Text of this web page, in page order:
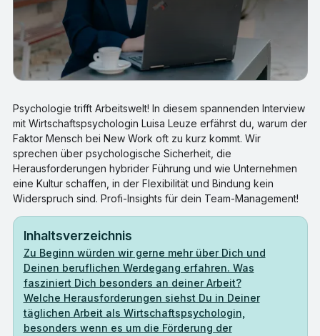
Psychologie trifft Arbeitswelt! In diesem spannenden Interview
mit Wirtschaftspsychologin Luisa Leuze erfährst du, warum der
Faktor Mensch bei New Work oft zu kurz kommt. Wir
sprechen über psychologische Sicherheit, die
Herausforderungen hybrider Führung und wie Unternehmen
eine Kultur schaffen, in der Flexibilität und Bindung kein
Widerspruch sind. Profi-Insights für dein Team-Management!
Inhaltsverzeichnis
Zu Beginn würden wir gerne mehr über Dich und
Deinen beruflichen Werdegang erfahren. Was
fasziniert Dich besonders an deiner Arbeit?
Welche Herausforderungen siehst Du in Deiner
täglichen Arbeit als Wirtschaftspsychologin,
besonders wenn es um die Förderung der